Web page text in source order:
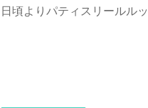
日頃よりパティスリールル